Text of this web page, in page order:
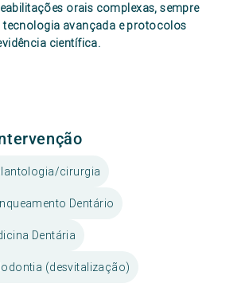
orais complexas, sempre
avançada e protocolos
científica.
cirurgia
Dentário
Dentária
(desvitalização)